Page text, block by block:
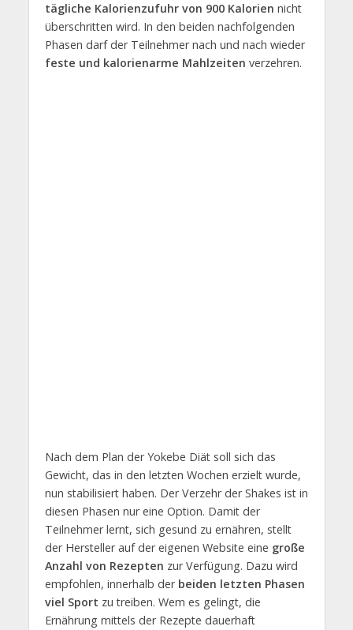
tägliche Kalorienzufuhr von 900 Kalorien nicht
überschritten wird. In den beiden nachfolgenden
Phasen darf der Teilnehmer nach und nach wieder
feste und kalorienarme Mahlzeiten verzehren.
Nach dem Plan der Yokebe Diät soll sich das
Gewicht, das in den letzten Wochen erzielt wurde,
nun stabilisiert haben. Der Verzehr der Shakes ist in
diesen Phasen nur eine Option. Damit der
Teilnehmer lernt, sich gesund zu ernähren, stellt
der Hersteller auf der eigenen Website eine große
Anzahl von Rezepten zur Verfügung. Dazu wird
empfohlen, innerhalb derbeiden letzten Phasen
viel Sport zu treiben. Wem es gelingt, die
Ernährung mittels der Rezepte dauerhaft